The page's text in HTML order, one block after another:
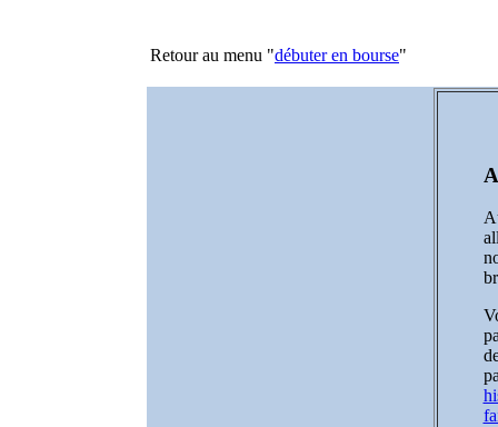
Retour au menu "débuter en bourse"